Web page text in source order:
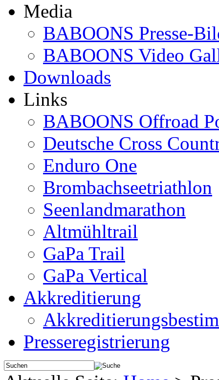
Media
BABOONS Presse-
BABOONS Video
Downloads
Links
BABOONS Offroad
Deutsche Cross
Enduro One
Brombachseetriathlon
Seenlandmarathon
Altmühltrail
GaPa Trail
GaPa Vertical
Akkreditierung
Presseregistrierung